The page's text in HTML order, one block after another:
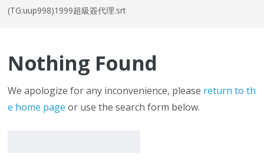
(TG:uup998)1999超級簽代理.srt
Nothing Found
We apologize for any inconvenience, please return to th
e home page or use the search form below.